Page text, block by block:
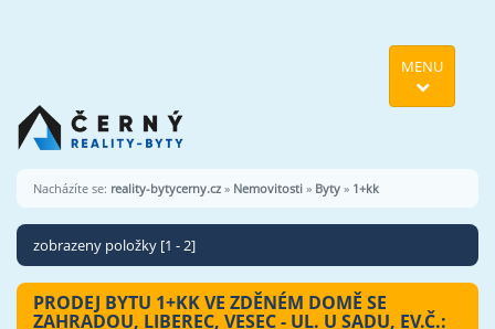
MENU
Nacházíte se: reality-bytycerny.cz » Nemovitosti » Byty » 1+kk
zobrazeny položky [1 - 2]
PRODEJ BYTU 1+KK VE ZDĚNÉM DOMĚ SE
ZAHRADOU, LIBEREC, VESEC - UL. U SADU, EV.Č.: